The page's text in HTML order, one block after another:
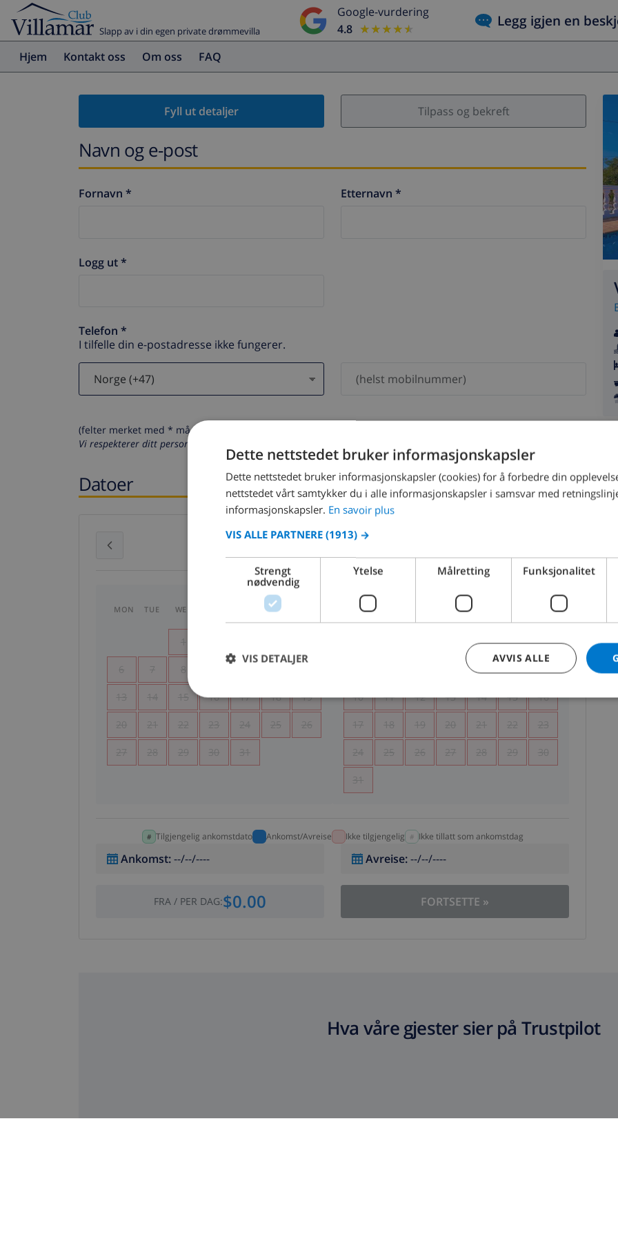
Slapp av i din egen private drømmevilla
Google-vurdering
4.8
★★★★★
★★★★★ Legg igjen en
Hjem Kontakt oss Om oss FAQ
Fyll ut detaljer Tilpass og bekreft
Navn og e-post
Fornavn * Etternavn *
Logg ut *
Telefon *
I tilfelle din e-postadresse ikke fungerer.
(felter merket med * må fylles ut)
Vi respekterer ditt personvern. Dine personalia vil aldri bli delt med andre.
Datoer
MON TUE WED SAT
1
6 7 8
13 14 15 16 17 18 19
20 21 22 23 24 25 26
27 28 29 30 31
MON THU SUN
1 2
7 8 9
10 11 12 13 14 15 16
17 18 19 20 21 22 23
24 25 26 27 28 29 30
31
Tilgjengelig ankomstdato Ankomst/Avreise Ikke tilgjengelig Ikke tillatt som ankomstdag
Ankomst:--/--/---- Avreise:--/--/----
FRA / PER DAG:$0.00 FORTSETTE »
Hva våre gjester sier på Trustpilot
Dette nettstedet bruker informasjonskapsler
Dette nettstedet bruker informasjonskapsler (cookies) for å forbedre din
nettstedet vårt samtykker du i alle informasjonskapsler i samsvar med
informasjonskapsler. En savoir plus
VIS ALLE PARTNERE (1913) →
Strengt
nødvendig
Ytelse Målretting Funksjonalitet
AVVIS ALLE
VIS DETALJER